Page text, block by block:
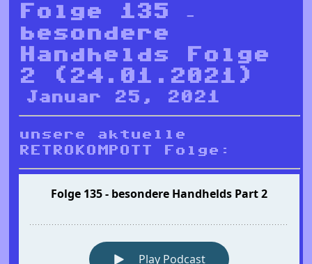
Folge 135 –
besondere
Handhelds Folge
2 (24.01.2021)
Januar 25, 2021
unsere aktuelle
RETROKOMPOTT Folge: